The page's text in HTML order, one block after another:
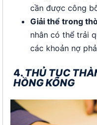
cần được công
Giải thể trong
nhân có thể trải
các khoản nợ
4. THỦ TỤC
HỒNG KÔNG